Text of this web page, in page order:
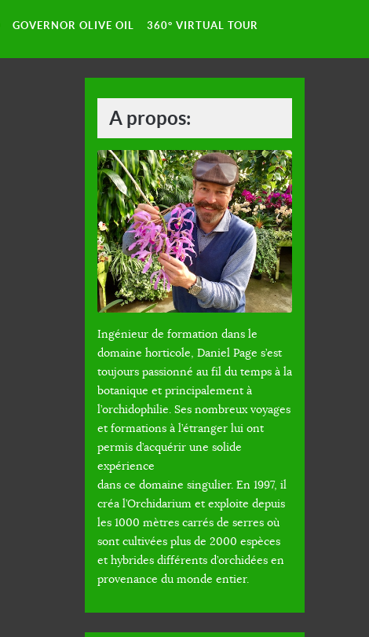
GOVERNOR OLIVE OIL 360° VIRTUAL TOUR
A propos:
Ingénieur de formation dans le
domaine horticole, Daniel Page s’est
toujours passionné au fil du temps à la
botanique et principalement à
l’orchidophilie. Ses nombreux voyages
et formations à l’étranger lui ont
permis d’acquérir une solide
expérience
dans ce domaine singulier. En 1997, il
créa l’Orchidarium et exploite depuis
les 1000 mètres carrés de serres où
sont cultivées plus de 2000 espèces
et hybrides différents d’orchidées en
provenance du monde entier.